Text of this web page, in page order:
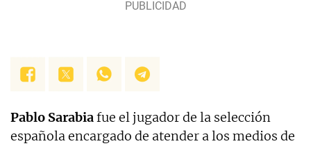
Pablo Sarabiafue el jugador de la selección
española encargado de atender a los medios de